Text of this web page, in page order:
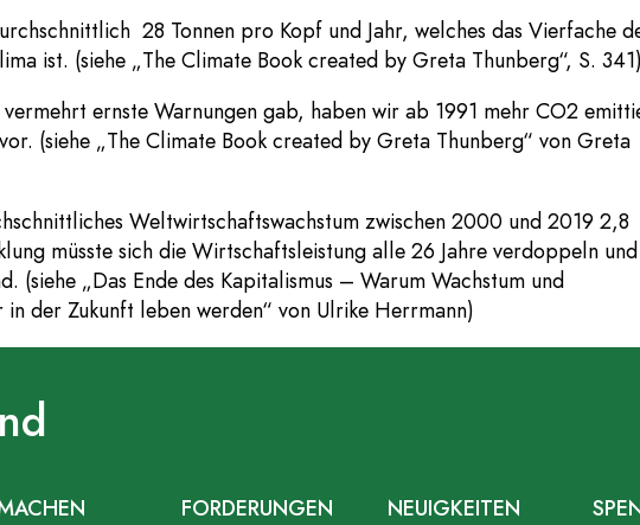
28 Tonnen pro Kopf und Jahr, welches das Vierfache
ist. (siehe „The Climate Book created by Greta Thunberg“, S. 341)
ernste Warnungen gab, haben wir ab 1991 mehr CO2
(siehe „The Climate Book created by Greta Thunberg“ von Greta
Weltwirtschaftswachstum zwischen 2000 und 2019 2,8
müsste sich die Wirtschaftsleistung alle 26 Jahre verdoppeln und
(siehe „Das Ende des Kapitalismus – Warum Wachstum und
der Zukunft leben werden“ von Ulrike Herrmann)
FORDERUNGEN
NEUIGKEITEN